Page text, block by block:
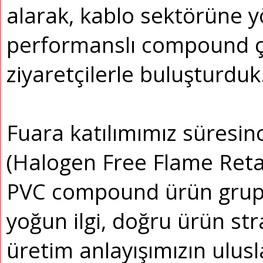
alarak, kablo sektörüne
performanslı compound
ziyaretçilerle
Fuara katılımımız
(Halogen Free Flame
PVC compound ürün
yoğun ilgi, doğru ürün
üretim anlayışımızın